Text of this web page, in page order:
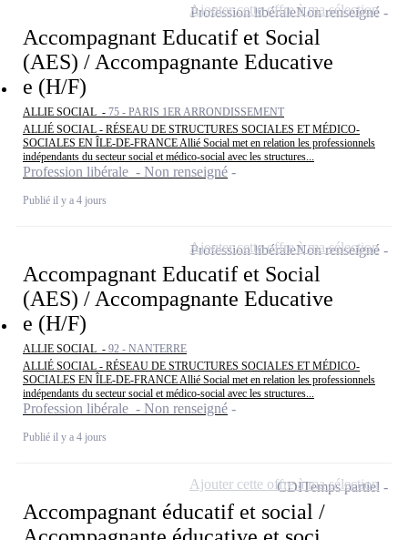
Accompagnant Educatif et Social
(AES) / Accompagnante Educative
e (H/F)
ALLIE SOCIAL - 75 - PARIS 1ER ARRONDISSEMENT
ALLIÉ SOCIAL - RÉSEAU DE STRUCTURES SOCIALES ET MÉDICO-
SOCIALES EN ÎLE-DE-FRANCE Allié Social met en relation les professionnels
indépendants du secteur social et médico-social avec les structures...
Profession libérale - Non renseigné
Publié il y a 4 jours
Profession libéraleNon renseigné
Ajouter cette offre à ma sélection
Accompagnant Educatif et Social
(AES) / Accompagnante Educative
e (H/F)
ALLIE SOCIAL - 92 - NANTERRE
ALLIÉ SOCIAL - RÉSEAU DE STRUCTURES SOCIALES ET MÉDICO-
SOCIALES EN ÎLE-DE-FRANCE Allié Social met en relation les professionnels
indépendants du secteur social et médico-social avec les structures...
Profession libérale - Non renseigné
Publié il y a 4 jours
Profession libéraleNon renseigné
Ajouter cette offre à ma sélection
Accompagnant éducatif et social /
CDITemps partiel
Ajouter cette offre à ma sélection